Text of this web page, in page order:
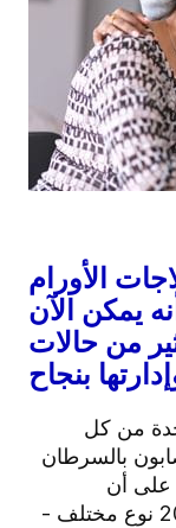
الأورام
يمكن الآن
من حالات
بنجاح
من كل
بالسرطان
على أن
السرطان - الذي يوجد منه أكثر من 200 نوع مختلف -